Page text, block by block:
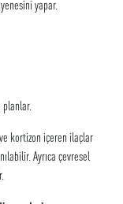
yapar.
kortizon içeren ilaçlar
Ayrıca çevresel